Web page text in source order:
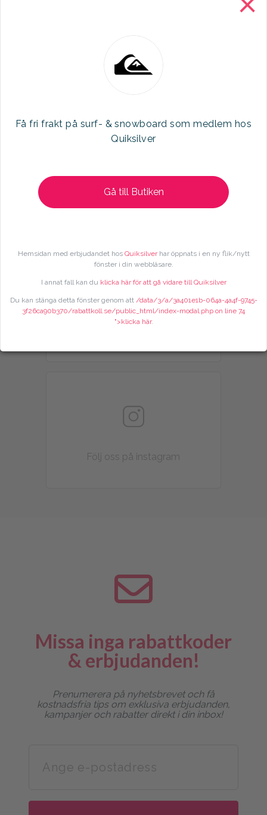
Följ oss på instagram
Missa inga rabattkoder
& erbjudanden!
Prenumerera på nyhetsbrevet och få
kostnadsfria tips om exklusiva erbjudanden,
kampanjer och rabatter direkt i din inbox!
Få fri frakt på surf- & snowboard som medlem hos
Quiksilver
Gå till Butiken
Hemsidan med erbjudandet hos Quiksilverhar öppnats i en ny flik/nytt
fönster i din webbläsare.
I annat fall kan du klicka här för att gå vidare till Quiksilver
Du kan stänga detta fönster genom att /data/3/a/3a401e1b-064a-4a4f-9745-
3f26ca90b370/rabattkoll.se/public_html/index-modal.php on line 74
">klicka här.